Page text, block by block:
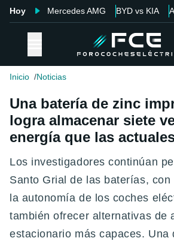
Hoy Mercedes AMG BYD vs KIA
Inicio Noticias
Una batería de zinc
logra almacenar siete
energía que las
Los investigadores continúan
Santo Grial de las baterías, con
la autonomía de los coches
también ofrecer alternativas de
estacionario más capaces. Una